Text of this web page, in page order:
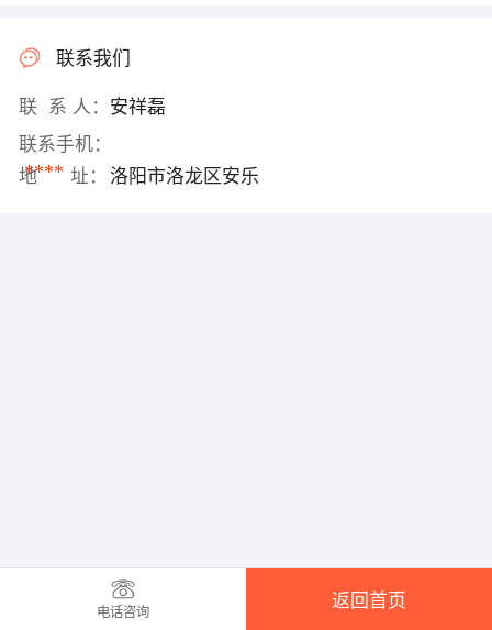
联系我们
联 系 人： 安祥磊
联系手机：
****
地 址： 洛阳市洛龙区安乐
电话咨询
返回首页